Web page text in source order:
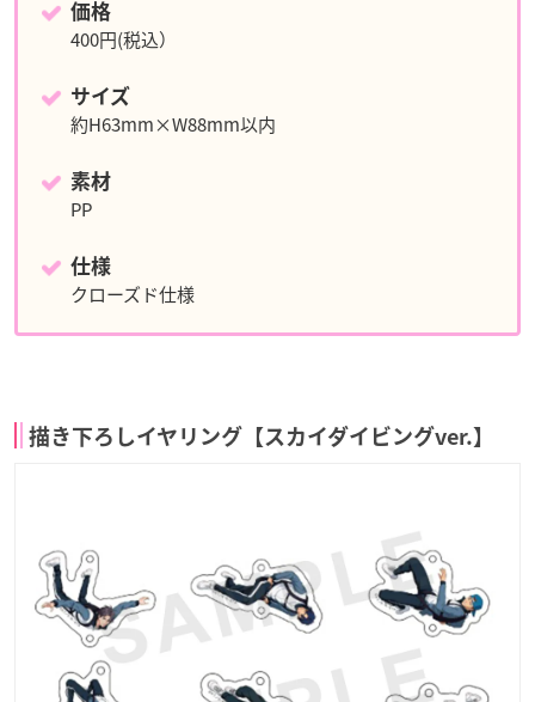
価格
400円(税込）
サイズ
約H63mm×W88mm以内
素材
PP
仕様
クローズド仕様
描き下ろしイヤリング【スカイダイビングver.】